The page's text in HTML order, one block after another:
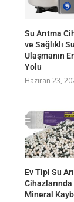
Su Arıtma
ve Sağlıklı
Ulaşmanın
Yolu
Haziran 23,
Ev Tipi Su
Mineral